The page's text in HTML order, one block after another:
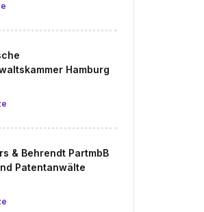
Hamburg
& Behrendt PartmbB
Patentanwälte